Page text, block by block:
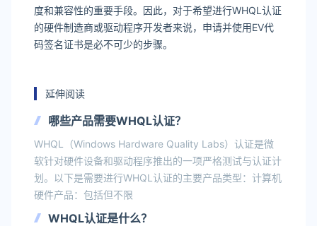
度和兼容性的重要手段。因此，对于希望进行WHQL认证
的硬件制造商或驱动程序开发者来说，申请并使用EV代
码签名证书是必不可少的步骤。
延伸阅读
哪些产品需要WHQL认证？
WHQL（Windows Hardware Quality Labs）认证是微
软针对硬件设备和驱动程序推出的一项严格测试与认证计
划。以下是需要进行WHQL认证的主要产品类型：计算机
硬件产品：包括但不限
WHQL认证是什么？